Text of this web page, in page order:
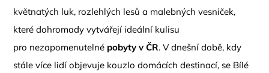
květnatých luk, rozlehlých lesů a malebných vesniček,
které dohromady vytvářejí ideální kulisu
pro nezapomenutelné pobyty v ČR. V dnešní době, kdy
stále více lidí objevuje kouzlo domácích destinací, se Bílé